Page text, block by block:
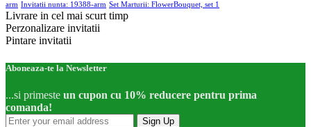
arm Invitatii nunta: 19388-arm Set Marturii: FlowerBouquet, set 1
Livrare in cel mai scurt timp
Perzonalizare invitatii
Pintare invitatii
Aboneaza-te la Newsletter
...si primeste un cupon cu 10% reducere pentru prima
comanda!
Sign Up